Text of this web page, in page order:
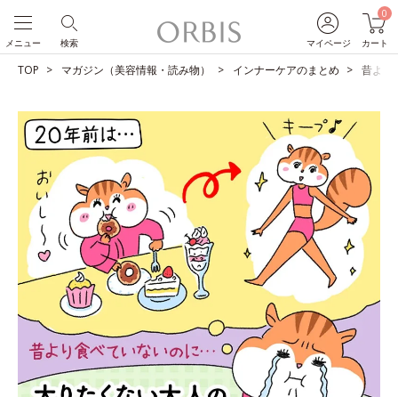
マイページ
0
カート
検索
メニュー
TOP マガジン（美容情報・読み物） インナーケアのまとめ 昔より